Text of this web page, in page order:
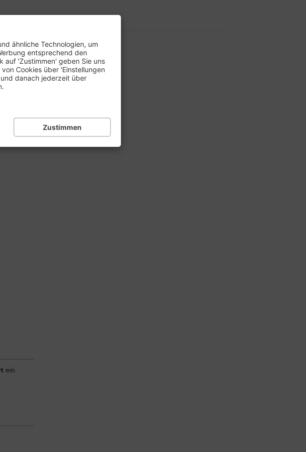
4.. 5.. 6..
ein.
ähnliche Technologien, um
entsprechend den
auf 'Zustimmen' geben Sie uns
Cookies über 'Einstellungen
danach jederzeit über
Zustimmen